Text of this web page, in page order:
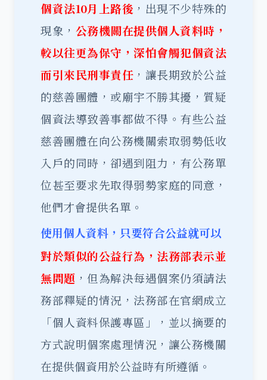
個資法10月上路後 ，出現不少特殊的
現象， 公務機關在提供個人資料時，
較以往更為保守，深怕會觸犯個資法
而引來民刑事責任 ，讓長期致於公益
的慈善團體，或廟宇不勝其擾，質疑
個資法導致善事都做不得。 有些公益
慈善團體在向公務機關索取弱勢低收
入戶的同時，卻遇到阻力，有公務單
位甚至要求先取得弱勢家庭的同意，
他們才會提供名單。
使用個人資料，只要符合公益就可以
對於類似的公益行為，法務部表示並
無問題 ，但為解決每遇個案仍須請法
務部釋疑的情況，法務部在官網成立
「個人資料保護專區」，並以摘要的
方式說明個案處理情況，讓公務機關
在提供個資用於公益時有所遵循。